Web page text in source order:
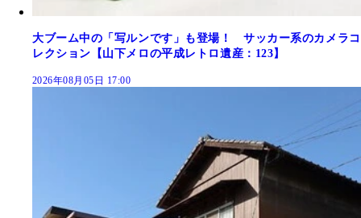
大ブーム中の「写ルンです」も登場！ サッカー系のカメラコ
レクション【山下メロの平成レトロ遺産：123】
2026年08月05日 17:00